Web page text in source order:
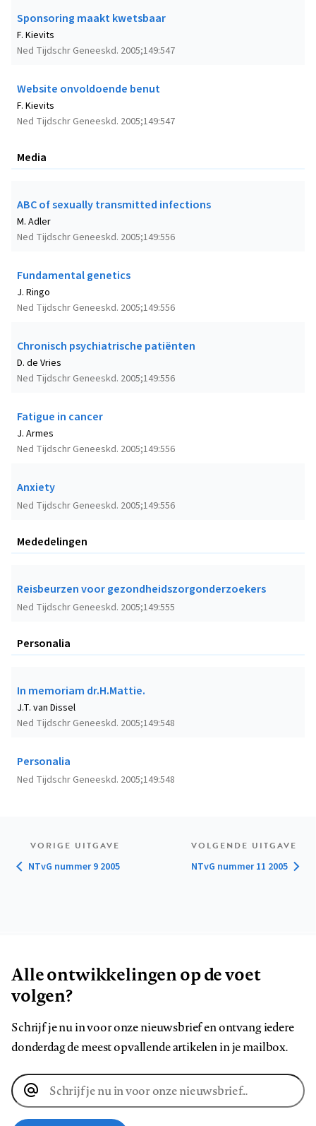
Sponsoring maakt kwetsbaar
Ned Tijdschr Geneeskd. 2005;149:547
F. Kievits
Website onvoldoende benut
Ned Tijdschr Geneeskd. 2005;149:547
F. Kievits
Media
ABC of sexually transmitted infections
Ned Tijdschr Geneeskd. 2005;149:556
M. Adler
Fundamental genetics
Ned Tijdschr Geneeskd. 2005;149:556
J. Ringo
Chronisch psychiatrische patiënten
Ned Tijdschr Geneeskd. 2005;149:556
D. de Vries
Fatigue in cancer
Ned Tijdschr Geneeskd. 2005;149:556
J. Armes
Anxiety
Ned Tijdschr Geneeskd. 2005;149:556
Mededelingen
Reisbeurzen voor gezondheidszorgonderzoekers
Ned Tijdschr Geneeskd. 2005;149:555
Personalia
In memoriam dr.H.Mattie.
Ned Tijdschr Geneeskd. 2005;149:548
J.T. van Dissel
Personalia
Ned Tijdschr Geneeskd. 2005;149:548
VORIGE UITGAVE
NTvG nummer 9 2005
VOLGENDE UITGAVE
NTvG nummer 11 2005
Alle ontwikkelingen op de voet
volgen?
Schrijf je nu in voor onze nieuwsbrief en ontvang iedere
donderdag de meest opvallende artikelen in je mailbox.
E-
mailadres